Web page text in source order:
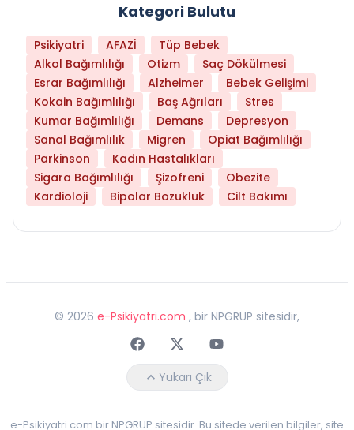
Kategori Bulutu
Psikiyatri AFAZİ
Tüp Bebek
Alkol Bağımlılığı
Otizm
Saç Dökülmesi
Esrar Bağımlılığı
Alzheimer
Bebek Gelişimi
Kokain Bağımlılığı
Baş Ağrıları
Stres
Kumar Bağımlılığı
Demans
Depresyon
Sanal Bağımlılık
Migren
Opiat Bağımlılığı
Parkinson
Kadın Hastalıkları
Sigara Bağımlılığı
Şizofreni
Obezite
Kardioloji
Bipolar Bozukluk Cilt Bakımı
© 2026 e-Psikiyatri.com , bir NPGRUP sitesidir,
FaceebokTwitterYoutube
Yukarı Çık
e-Psikiyatri.com bir NPGRUP sitesidir. Bu sitede verilen bilgiler, site